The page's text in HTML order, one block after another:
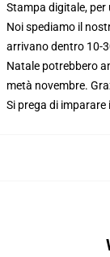
Stampa digitale,
Noi spediamo il
arrivano dentro 10-
Natale potrebbero
metà novembre.
Si prega di imparare